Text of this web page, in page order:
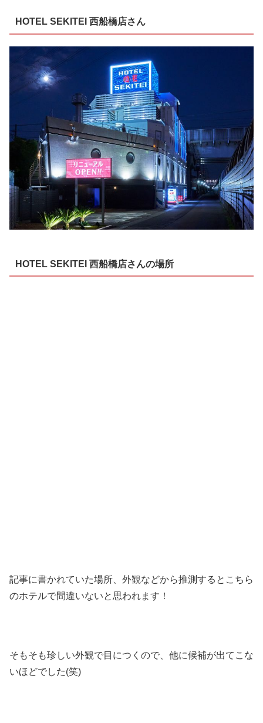
HOTEL SEKITEI 西船橋店さん
HOTEL SEKITEI 西船橋店さんの場所
記事に書かれていた場所、外観などから推測するとこちら
のホテルで間違いないと思われます！
そもそも珍しい外観で目につくので、他に候補が出てこな
いほどでした(笑)